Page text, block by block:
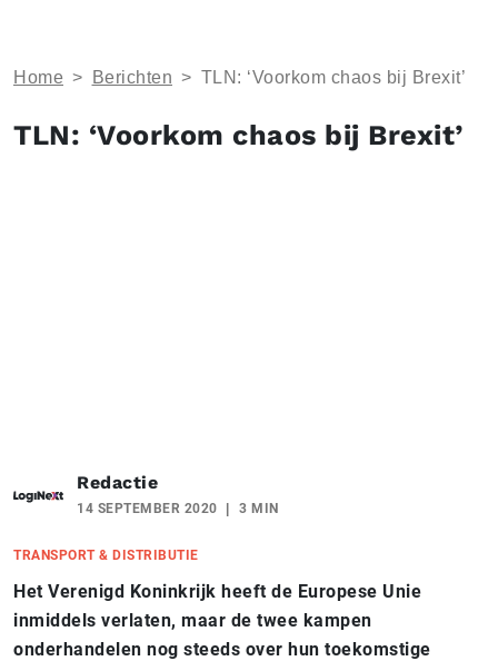
Home > Berichten > TLN: ‘Voorkom chaos bij Brexit’
TLN: ‘Voorkom chaos bij Brexit’
Redactie
14 SEPTEMBER 2020 3 MIN
TRANSPORT & DISTRIBUTIE
Het Verenigd Koninkrijk heeft de Europese Unie
inmiddels verlaten, maar de twee kampen
onderhandelen nog steeds over hun toekomstige